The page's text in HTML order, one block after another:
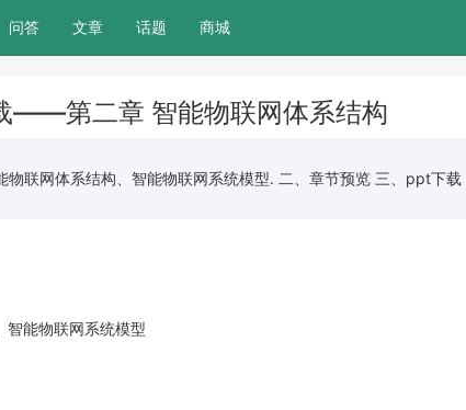
问答 文章 话题 商城
——第二章 智能物联网体系结构
物联网体系结构、智能物联网系统模型. 二、章节预览 三、ppt下载
智能物联网系统模型